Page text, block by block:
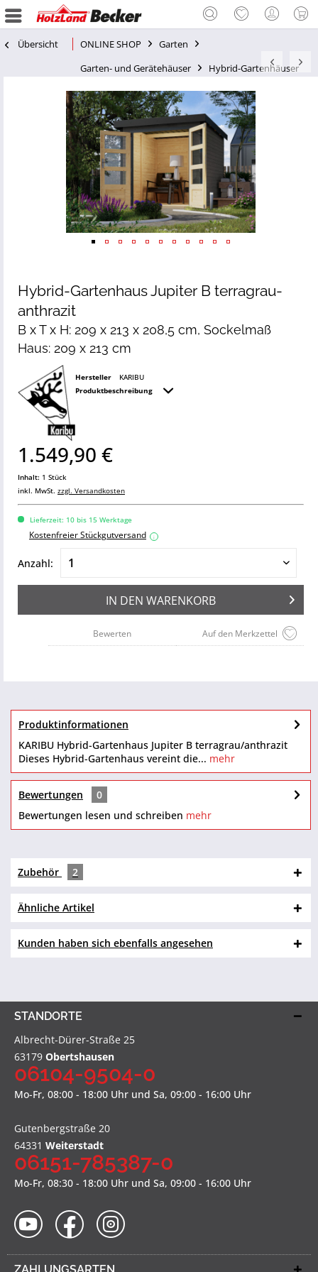
Übersicht ONLINE SHOP
Garten
Garten- und Gerätehäuser
Hybrid-Gartenhäuser
Hybrid-Gartenhaus Jupiter B terragrau-
anthrazit
B x T x H: 209 x 213 x 208,5 cm, Sockelmaß
Haus: 209 x 213 cm
Hersteller
KARIBU
Produktbeschreibung
1.549,90 €
Inhalt: 1 Stück
inkl. MwSt. zzgl. Versandkosten
Lieferzeit: 10 bis 15 Werktage
Kostenfreier Stückgutversand i
Anzahl:
IN DEN WARENKORB
Auf den Merkzettel
Bewerten
Produktinformationen
KARIBU Hybrid-Gartenhaus Jupiter B terragrau/anthrazit
Dieses Hybrid-Gartenhaus vereint die... mehr
Bewertungen
0
Bewertungen lesen und schreiben mehr
Zubehör 2
Ähnliche Artikel
Kunden haben sich ebenfalls angesehen
STANDORTE
Albrecht-Dürer-Straße 25
63179 Obertshausen
06104-9504-0
Mo-Fr, 08:00 - 18:00 Uhr und Sa, 09:00 - 16:00 Uhr
Gutenbergstraße 20
64331 Weiterstadt
06151-785387-0
Mo-Fr, 08:30 - 18:00 Uhr und Sa, 09:00 - 16:00 Uhr